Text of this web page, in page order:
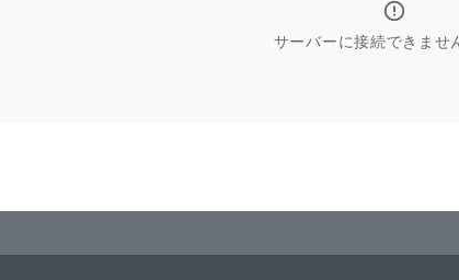
サーバーに接続できませ